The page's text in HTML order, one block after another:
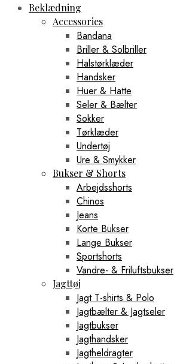
Beklædning
Accessories
Bandana
Briller & Solbriller
Halstørklæder
Handsker
Huer & Hatte
Seler & Bælter
Sokker
Tørklæder
Undertøj
Ure & Smykker
Bukser & Shorts
Arbejdsshorts
Chinos
Jeans
Korte Bukser
Lange Bukser
Sportshorts
Vandre- & Friluftsbukser
Jagttøj
Jagt T-shirts & Polo
Jagtbælter & Jagtseler
Jagtbukser
Jagthandsker
Jagtheldragter